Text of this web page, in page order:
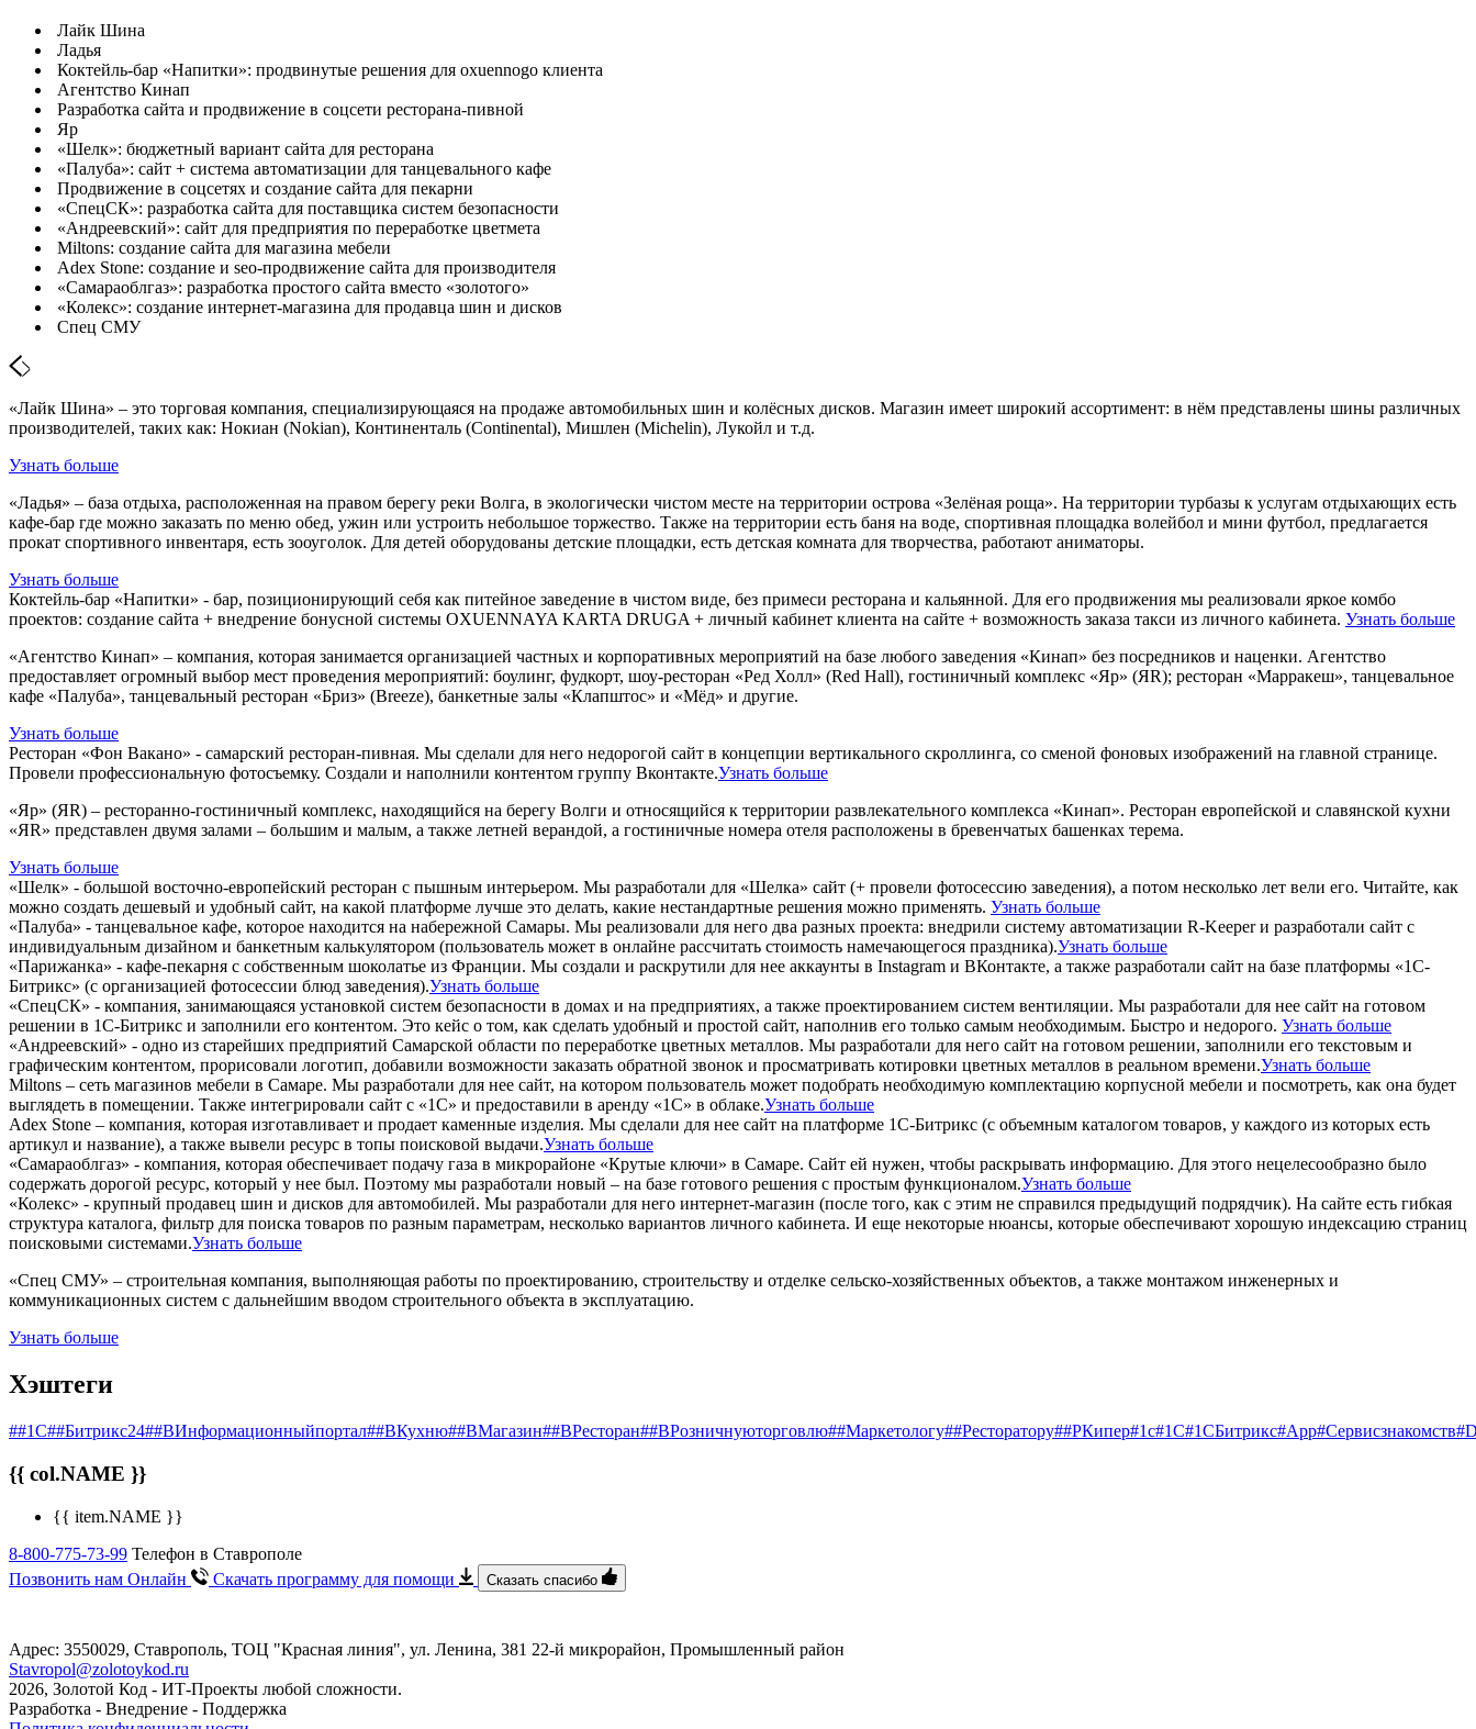
Лайк Шина
Ладья
Коктейль-бар «Напитки»: продвинутые решения для oxuennogo клиента
Агентство Кинап
Разработка сайта и продвижение в соцсети ресторана-пивной
Яр
«Шелк»: бюджетный вариант сайта для ресторана
«Палуба»: сайт + система автоматизации для танцевального кафе
Продвижение в соцсетях и создание сайта для пекарни
«СпецСК»: разработка сайта для поставщика систем безопасности
«Андреевский»: сайт для предприятия по переработке цветмета
Miltons: создание сайта для магазина мебели
Adex Stone: создание и seo-продвижение сайта для производителя
«Самараоблгаз»: разработка простого сайта вместо «золотого»
«Колекс»: создание интернет-магазина для продавца шин и дисков
Спец СМУ
«Лайк Шина» – это торговая компания, специализирующаяся на продаже автомобильных шин и колёсных дисков. Магазин имеет широкий ассортимент: в нём представлены шины различных
производителей, таких как: Нокиан (Nokian), Континенталь (Continental), Мишлен (Michelin), Лукойл и т.д.
Узнать больше
«Ладья» – база отдыха, расположенная на правом берегу реки Волга, в экологически чистом месте на территории острова «Зелёная роща». На территории турбазы к услугам отдыхающих есть
кафе-бар где можно заказать по меню обед, ужин или устроить небольшое торжество. Также на территории есть баня на воде, спортивная площадка волейбол и мини футбол, предлагается
прокат спортивного инвентаря, есть зооуголок. Для детей оборудованы детские площадки, есть детская комната для творчества, работают аниматоры.
Узнать больше
Коктейль-бар «Напитки» - бар, позиционирующий себя как питейное заведение в чистом виде, без примеси ресторана и кальянной. Для его продвижения мы реализовали яркое комбо
проектов: создание сайта + внедрение бонусной системы OXUENNAYA KARTA DRUGA + личный кабинет клиента на сайте + возможность заказа такси из личного кабинета. Узнать больше
«Агентство Кинап» – компания, которая занимается организацией частных и корпоративных мероприятий на базе любого заведения «Кинап» без посредников и наценки. Агентство
предоставляет огромный выбор мест проведения мероприятий: боулинг, фудкорт, шоу-ресторан «Ред Холл» (Red Hall), гостиничный комплекс «Яр» (ЯR); ресторан «Марракеш», танцевальное
кафе «Палуба», танцевальный ресторан «Бриз» (Breeze), банкетные залы «Клапштос» и «Мёд» и другие.
Узнать больше
Ресторан «Фон Вакано» - самарский ресторан-пивная. Мы сделали для него недорогой сайт в концепции вертикального скроллинга, со сменой фоновых изображений на главной странице.
Провели профессиональную фотосъемку. Создали и наполнили контентом группу Вконтакте.Узнать больше
«Яр» (ЯR) – ресторанно-гостиничный комплекс, находящийся на берегу Волги и относящийся к территории развлекательного комплекса «Кинап». Ресторан европейской и славянской кухни
«ЯR» представлен двумя залами – большим и малым, а также летней верандой, а гостиничные номера отеля расположены в бревенчатых башенках терема.
Узнать больше
«Шелк» - большой восточно-европейский ресторан с пышным интерьером. Мы разработали для «Шелка» сайт (+ провели фотосессию заведения), а потом несколько лет вели его. Читайте, как
можно создать дешевый и удобный сайт, на какой платформе лучше это делать, какие нестандартные решения можно применять. Узнать больше
«Палуба» - танцевальное кафе, которое находится на набережной Самары. Мы реализовали для него два разных проекта: внедрили систему автоматизации R-Keeper и разработали сайт с
индивидуальным дизайном и банкетным калькулятором (пользователь может в онлайне рассчитать стоимость намечающегося праздника).Узнать больше
«Парижанка» - кафе-пекарня с собственным шоколатье из Франции. Мы создали и раскрутили для нее аккаунты в Instagram и ВКонтакте, а также разработали сайт на базе платформы «1С-
Битрикс» (с организацией фотосессии блюд заведения).Узнать больше
«СпецСК» - компания, занимающаяся установкой систем безопасности в домах и на предприятиях, а также проектированием систем вентиляции. Мы разработали для нее сайт на готовом
решении в 1С-Битрикс и заполнили его контентом. Это кейс о том, как сделать удобный и простой сайт, наполнив его только самым необходимым. Быстро и недорого. Узнать больше
«Андреевский» - одно из старейших предприятий Самарской области по переработке цветных металлов. Мы разработали для него сайт на готовом решении, заполнили его текстовым и
графическим контентом, прорисовали логотип, добавили возможности заказать обратной звонок и просматривать котировки цветных металлов в реальном времени.Узнать больше
Miltons – сеть магазинов мебели в Самаре. Мы разработали для нее сайт, на котором пользователь может подобрать необходимую комплектацию корпусной мебели и посмотреть, как она будет
выглядеть в помещении. Также интегрировали сайт с «1С» и предоставили в аренду «1С» в облаке.Узнать больше
Adex Stone – компания, которая изготавливает и продает каменные изделия. Мы сделали для нее сайт на платформе 1С-Битрикс (с объемным каталогом товаров, у каждого из которых есть
артикул и название), а также вывели ресурс в топы поисковой выдачи.Узнать больше
«Самараоблгаз» - компания, которая обеспечивает подачу газа в микрорайоне «Крутые ключи» в Самаре. Сайт ей нужен, чтобы раскрывать информацию. Для этого нецелесообразно было
содержать дорогой ресурс, который у нее был. Поэтому мы разработали новый – на базе готового решения с простым функционалом.Узнать больше
«Колекс» - крупный продавец шин и дисков для автомобилей. Мы разработали для него интернет-магазин (после того, как с этим не справился предыдущий подрядчик). На сайте есть гибкая
структура каталога, фильтр для поиска товаров по разным параметрам, несколько вариантов личного кабинета. И еще некоторые нюансы, которые обеспечивают хорошую индексацию страниц
поисковыми системами.Узнать больше
«Спец СМУ» – строительная компания, выполняющая работы по проектированию, строительству и отделке сельско-хозяйственных объектов, а также монтажом инженерных и
коммуникационных систем с дальнейшим вводом строительного объекта в эксплуатацию.
Узнать больше
Хэштеги
##1С##Битрикс24##ВИнформационныйпортал##ВКухню##ВМагазин##ВРесторан##ВРозничнуюторговлю##Маркетологу##Ресторатору##РКипер#1c#1С#1СБитрикс#App#Cервисзнакомств
{{ col.NAME }}
{{ item.NAME }}
8-800-775-73-99 Телефон в Ставрополе
Позвонить нам Онлайн
Скачать программу для помощи Сказать спасибо
Адрес: 3550029, Ставрополь, ТОЦ "Красная линия", ул. Ленина, 381 22-й микрорайон, Промышленный район
Stavropol@zolotoykod.ru
2026, Золотой Код - ИТ-Проекты любой сложности.
Разработка - Внедрение - Поддержка